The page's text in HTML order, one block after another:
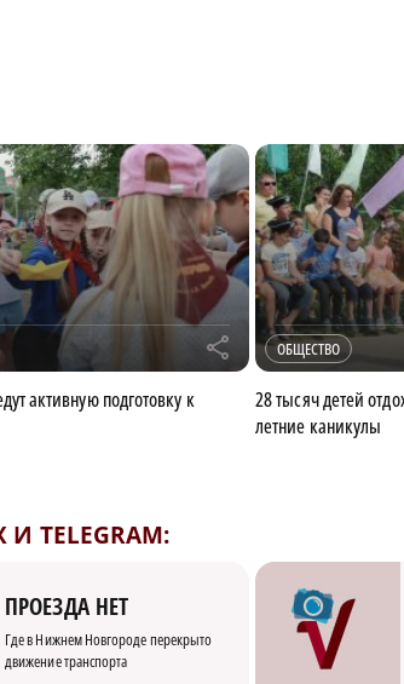
r
активную подготовку к
ОБЩЕСТВО
28 тысяч детей
летние каникулы
ПРОЕЗДА НЕТ
Где в Нижнем Новгороде перекрыто
движение транспорта